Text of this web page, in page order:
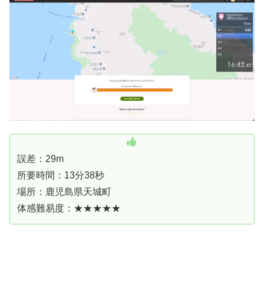
誤差：29m
所要時間：13分38秒
場所：鹿児島県天城町
体感難易度：★★★★★